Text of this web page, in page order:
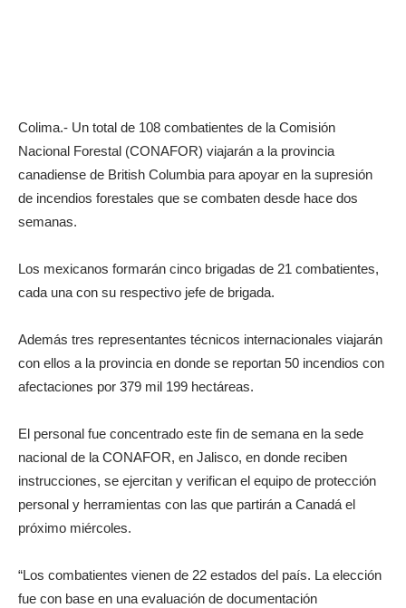
Colima.- Un total de 108 combatientes de la Comisión
Nacional Forestal (CONAFOR) viajarán a la provincia
canadiense de British Columbia para apoyar en la supresión
de incendios forestales que se combaten desde hace dos
semanas.
Los mexicanos formarán cinco brigadas de 21 combatientes,
cada una con su respectivo jefe de brigada.
Además tres representantes técnicos internacionales viajarán
con ellos a la provincia en donde se reportan 50 incendios con
afectaciones por 379 mil 199 hectáreas.
El personal fue concentrado este fin de semana en la sede
nacional de la CONAFOR, en Jalisco, en donde reciben
instrucciones, se ejercitan y verifican el equipo de protección
personal y herramientas con las que partirán a Canadá el
próximo miércoles.
“Los combatientes vienen de 22 estados del país. La elección
fue con base en una evaluación de documentación